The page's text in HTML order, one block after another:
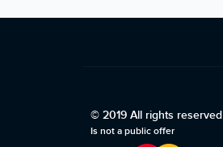
© 2019 All rights reserved
Is not a public offer